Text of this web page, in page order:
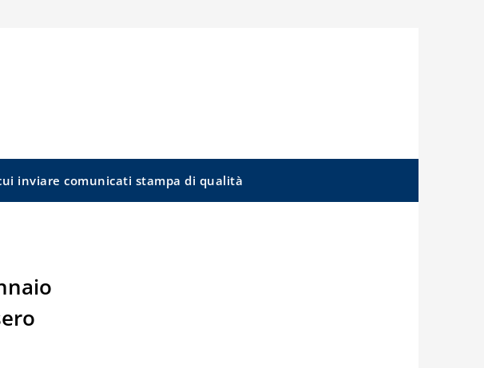
inviare comunicati stampa di qualità